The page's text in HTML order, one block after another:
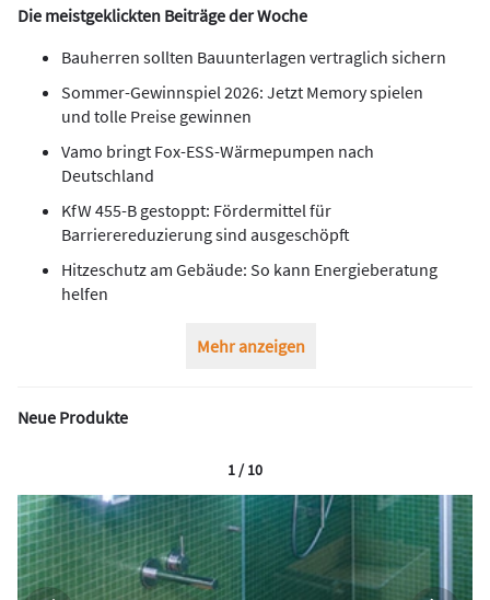
Die meistgeklickten Beiträge der Woche
Bauherren sollten Bauunterlagen vertraglich sichern
Sommer-Gewinnspiel 2026: Jetzt Memory spielen
und tolle Preise gewinnen
Vamo bringt Fox-ESS-Wärmepumpen nach
Deutschland
KfW 455-B gestoppt: Fördermittel für
Barrierereduzierung sind ausgeschöpft
Hitzeschutz am Gebäude: So kann Energieberatung
helfen
Mehr anzeigen
Neue Produkte
1 / 10